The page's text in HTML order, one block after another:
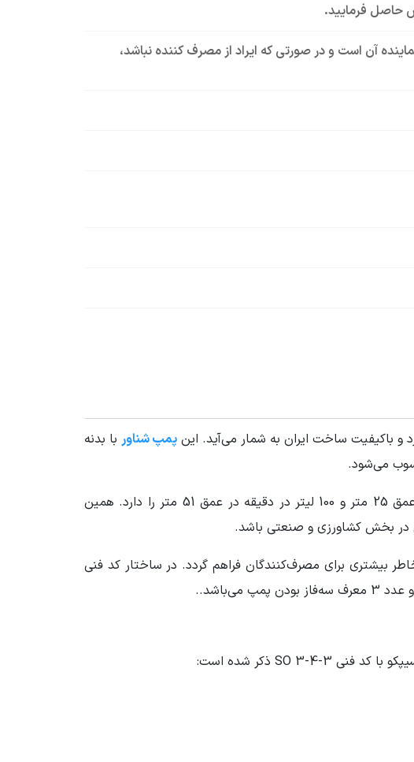
حاصل فرمایید.
آن است و در صورتی که ایراد از مصرف کننده نباشد،
پمپ شناور با بدنه
می‌شود.
موتور قدرتمند سه فاز با توان 4 کیلووات معادل 5.5 اسب بخار، توانایی تامین دبی 450 لیتر در دقیقه در عمق 25 متر و 100 لیتر در دقیقه در عمق 51 متر را دارد. همین
در بخش کشاورزی و صنعتی باشد.
خاطر بیشتری برای مصرف‌کنندگان فراهم گردد. در ساختار کد فنی